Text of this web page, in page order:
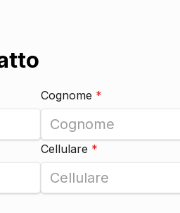
Cognome *
Cellulare *